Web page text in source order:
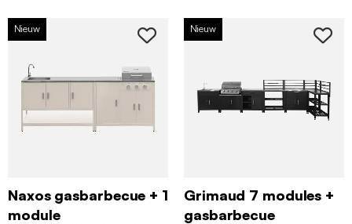
Nieuw
Naxos gasbarbecue + 1
module
Nieuw
Grimaud 7 modules +
gasbarbecue